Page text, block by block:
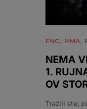
FNC MMA
NEMA
1.
OV
Tražili ste,